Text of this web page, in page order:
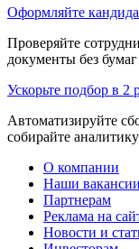
Оформляйте
Проверяйте
документы без
Ускорьте подбор в 2
Автоматизируйте
собирайте
О компании
Наши вакансии
Партнерам
Реклама на
Новости и